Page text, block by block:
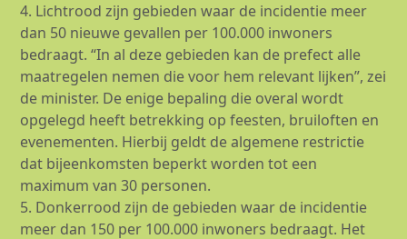
4. Lichtrood zijn gebieden waar de incidentie meer
dan 50 nieuwe gevallen per 100.000 inwoners
bedraagt. “In al deze gebieden kan de prefect alle
maatregelen nemen die voor hem relevant lijken”, zei
de minister. De enige bepaling die overal wordt
opgelegd heeft betrekking op feesten, bruiloften en
evenementen. Hierbij geldt de algemene restrictie
dat bijeenkomsten beperkt worden tot een
maximum van 30 personen.
5. Donkerrood zijn de gebieden waar de incidentie
meer dan 150 per 100.000 inwoners bedraagt. Het